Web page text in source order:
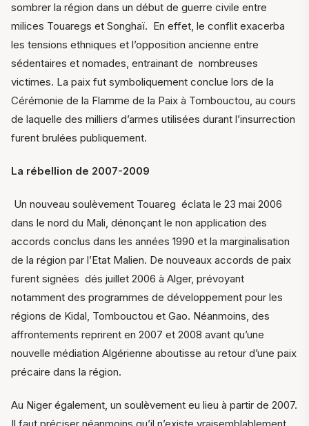
sombrer la région dans un début de guerre civile entre
milices Touaregs et Songhaï. En effet, le conflit exacerba
les tensions ethniques et l’opposition ancienne entre
sédentaires et nomades, entrainant de nombreuses
victimes. La paix fut symboliquement conclue lors de la
Cérémonie de la Flamme de la Paix à Tombouctou, au cours
de laquelle des milliers d’armes utilisées durant l’insurrection
furent brulées publiquement.
La rébellion de 2007-2009
Un nouveau soulèvement Touareg éclata le 23 mai 2006
dans le nord du Mali, dénonçant le non application des
accords conclus dans les années 1990 et la marginalisation
de la région par l’Etat Malien. De nouveaux accords de paix
furent signées dés juillet 2006 à Alger, prévoyant
notamment des programmes de développement pour les
régions de Kidal, Tombouctou et Gao. Néanmoins, des
affrontements reprirent en 2007 et 2008 avant qu’une
nouvelle médiation Algérienne aboutisse au retour d’une paix
précaire dans la région.
Au Niger également, un soulèvement eu lieu à partir de 2007.